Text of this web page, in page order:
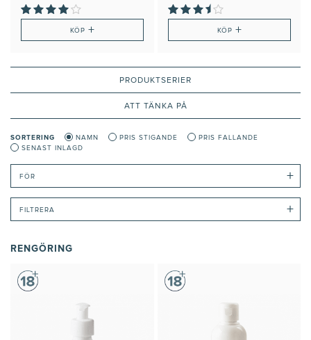
KÖP + KÖP +
PRODUKTSERIER
ATT TÄNKA PÅ
FÖR +
SORTERING NAMN PRIS STIGANDE
PRIS FALLANDE
SENAST INLAGD
FILTRERA +
RENGÖRING